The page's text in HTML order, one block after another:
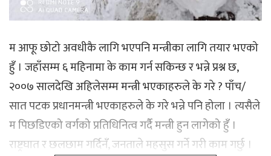
म आफू छोटो अवधीकै लागि भएपनि मन्त्रीका लागि तयार भएको
हुँ । जहाँसम्म ६ महिनामा के काम गर्न सकिन्छ र भन्ने प्रश्न छ,
२००७ सालदेखि अहिलेसम्म मन्त्री भएकाहरुले के गरे ? पाँच/
सात पटक प्रधानमन्त्री भएकाहरुले के गरे भन्ने पनि होला । त्यसैले
म पिछडिएको वर्गको प्रतिधिनित्व गर्दै मन्त्री हुन लागेको हुँ ।
राष्ट्रघात र छलछाम गर्दिनँ, जनताले महसुस गर्ने गरी काम गर्छु ।